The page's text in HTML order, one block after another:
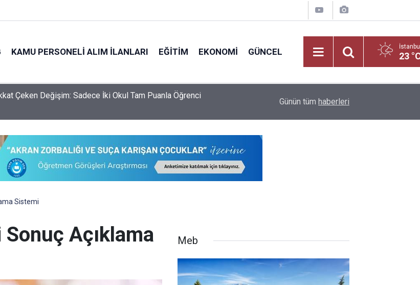
KAMU PERSONELI ALIM İLANLARI EĞITIM EKONOMI GÜNCEL 23
Sonuçlarına Göre Türkiye'nin En İyi Liseleri Belli Oldu
Bürokratik Devrim!
Günün tüm haberleri
Sistemi
Sonuç Açıklama
Meb